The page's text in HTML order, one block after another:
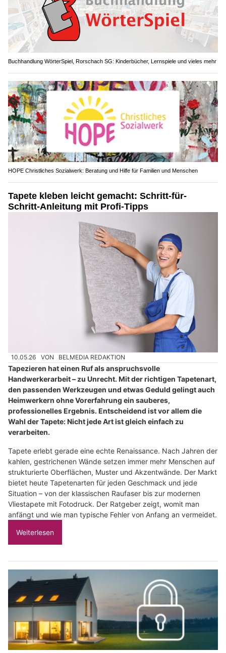
Buchhandlung WörterSpiel, Rorschach SG: Kinderbücher, Lernspiele und vieles mehr
HOPE Christliches Sozialwerk: Beratung und Hilfe für Familien und Menschen
Tapete kleben leicht gemacht: Schritt-für-
Schritt-Anleitung mit Profi-Tipps
10.05.26 VON BELMEDIA REDAKTION
Tapezieren hat einen Ruf als anspruchsvolle
Handwerkerarbeit – zu Unrecht. Mit der richtigen Tapetenart,
den passenden Werkzeugen und etwas Geduld gelingt auch
Heimwerkern ohne Vorerfahrung ein sauberes,
professionelles Ergebnis. Entscheidend ist vor allem die
Wahl der Tapete: Nicht jede Art ist gleich einfach zu
verarbeiten.
Tapete erlebt gerade eine echte Renaissance. Nach Jahren der
kahlen, gestrichenen Wände setzen immer mehr Menschen auf
strukturierte Oberflächen, Muster und Akzentwände. Der Markt
bietet heute Tapetenarten für jeden Geschmack und jede
Situation – von der klassischen Raufaser bis zur modernen
Vliestapete mit Fotodruck. Der Ratgeber zeigt, womit man
anfängt und wie man typische Fehler von Anfang an vermeidet.
Weiterlesen